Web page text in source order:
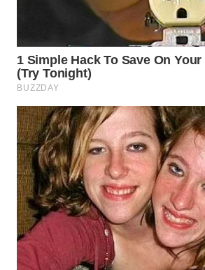
BOGOR
WN
DEPOK
WN
TAPANULI
UTARA
WN
SAMOSIR
WN